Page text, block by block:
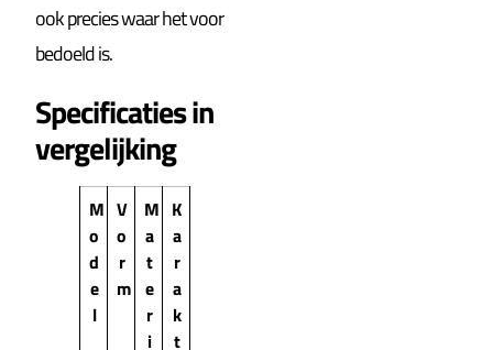
ook precies waar het voor
bedoeld is.
Specificaties in
vergelijking
M
o
d
e
l
V
o
r
m
M
a
t
e
r
i
K
a
r
a
k
t